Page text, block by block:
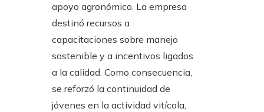
apoyo agronómico. La empresa
destinó recursos a
capacitaciones sobre manejo
sostenible y a incentivos ligados
a la calidad. Como consecuencia,
se reforzó la continuidad de
jóvenes en la actividad vitícola,